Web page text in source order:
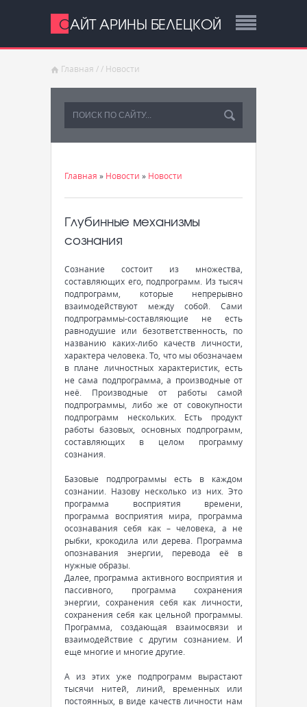
САЙТ АРИНЫ БЕЛЕЦКОЙ
Главная / / Новости
Главная » Новости » Новости
Глубинные механизмы
сознания
Сознание состоит из множества,
составляющих его, подпрограмм. Из тысяч
подпрограмм, которые непрерывно
взаимодействуют между собой. Сами
подпрограммы-составляющие не есть
равнодушие или безответственность, по
названию каких-либо качеств личности,
характера человека. То, что мы обозначаем
в плане личностных характеристик, есть
не сама подпрограмма, а производные от
неё. Производные от работы самой
подпрограммы, либо же от совокупности
подпрограмм нескольких. Есть продукт
работы базовых, основных подпрограмм,
составляющих в целом программу
сознания.
Базовые подпрограммы есть в каждом
сознании. Назову несколько из них. Это
программа восприятия времени,
программа восприятия мира, программа
осознавания себя как – человека, а не
рыбки, крокодила или дерева. Программа
опознавания энергии, перевода её в
нужные образы.
Далее, программа активного восприятия и
пассивного, программа сохранения
энергии, сохранения себя как личности,
сохранения себя как цельной программы.
Программа, создающая взаимосвязи и
взаимодействие с другим сознанием. И
еще многие и многие другие.
А из этих уже подпрограмм вырастают
тысячи нитей, линий, временных или
постоянных, в виде качеств личности нам